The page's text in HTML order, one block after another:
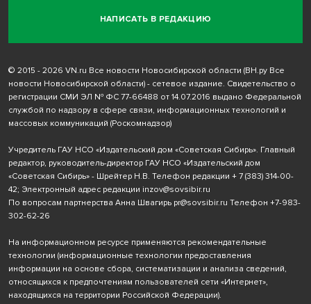
НАПИСАТЬ В РЕДАКЦИЮ
© 2015 - 2026 VN.ru Все новости Новосибирской области (ВН.ру Все
новости Новосибирской области) - сетевое издание. Свидетельство о
регистрации СМИ ЭЛ № ФС 77-66488 от 14.07.2016 выдано Федеральной
службой по надзору в сфере связи, информационных технологий и
массовых коммуникаций (Роскомнадзор)
Учредитель ГАУ НСО «Издательский дом «Советская Сибирь». Главный
редактор, руководитель-директор ГАУ НСО «Издательский дом
«Советская Сибирь» - Шрейтер Н.В. Телефон редакции + 7 (383) 314-00-
42; Электронный адрес редакции inzov@sovsibir.ru
По вопросам партнерства Анна Швагирь pr@sovsibir.ru Телефон +7-983-
302-62-26
На информационном ресурсе применяются рекомендательные
технологии (информационные технологии предоставления
информации на основе сбора, систематизации и анализа сведений,
относящихся к предпочтениям пользователей сети «Интернет»,
находящихся на территории Российской Федерации).